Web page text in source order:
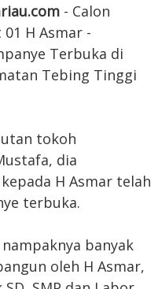
- Calon
H Asmar -
Terbuka di
Tebing Tinggi
tokoh
dia
H Asmar telah
terbuka.
banyak
oleh H Asmar,